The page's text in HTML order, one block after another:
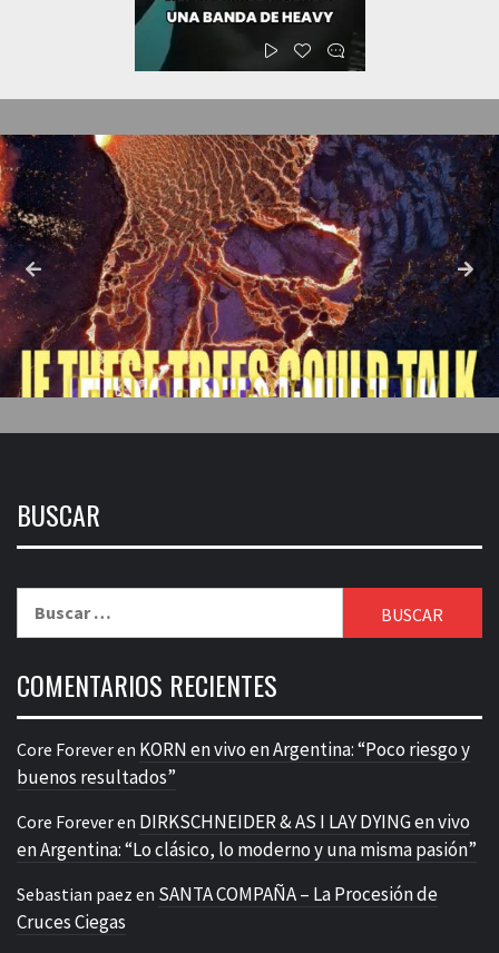
BUSCAR
COMENTARIOS RECIENTES
Core Foreveren KORN en vivo en Argentina: “Poco riesgo y
buenos resultados”
Core Foreveren DIRKSCHNEIDER & AS I LAY DYING en vivo
en Argentina: “Lo clásico, lo moderno y una misma pasión”
Sebastian paez en SANTA COMPAÑA – La Procesión de
Cruces Ciegas